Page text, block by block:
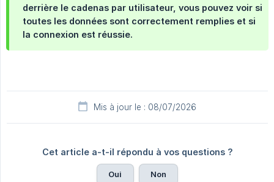
derrière le cadenas par utilisateur, vous pouvez voir si
toutes les données sont correctement remplies et si
la connexion est réussie.
Mis à jour le : 08/07/2026
Cet article a-t-il répondu à vos questions ?
Oui Non